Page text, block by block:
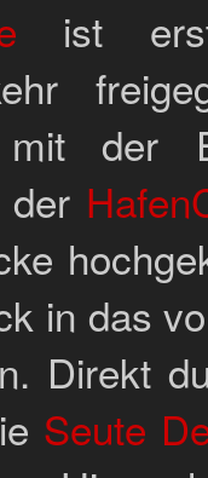
ist
mit der
in das
Direkt
Seute